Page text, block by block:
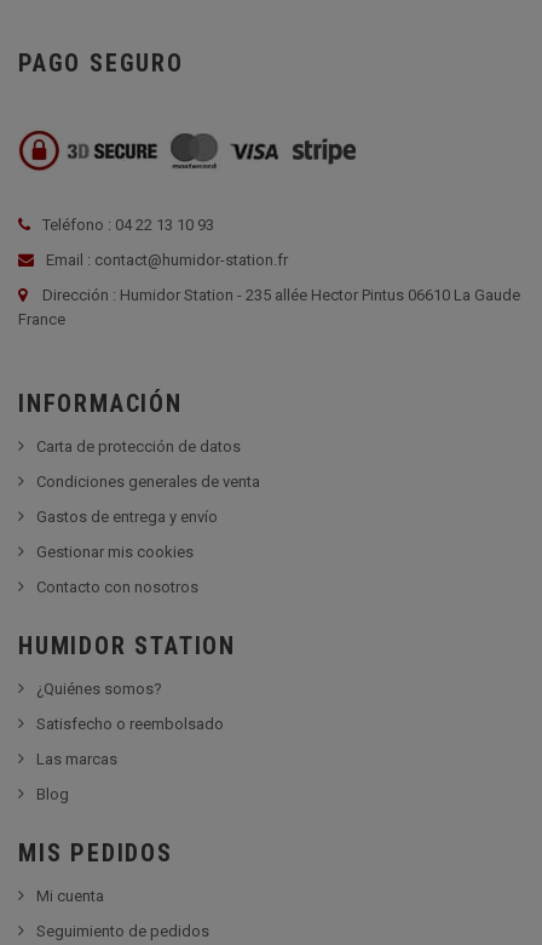
PAGO SEGURO
Teléfono : 04 22 13 10 93
Email : contact@humidor-station.fr
Dirección : Humidor Station - 235 allée Hector Pintus 06610 La Gaude
France
INFORMACIÓN
Carta de protección de datos
Condiciones generales de venta
Gastos de entrega y envío
Gestionar mis cookies
Contacto con nosotros
HUMIDOR STATION
¿Quiénes somos?
Satisfecho o reembolsado
Las marcas
Blog
MIS PEDIDOS
Mi cuenta
Seguimiento de pedidos